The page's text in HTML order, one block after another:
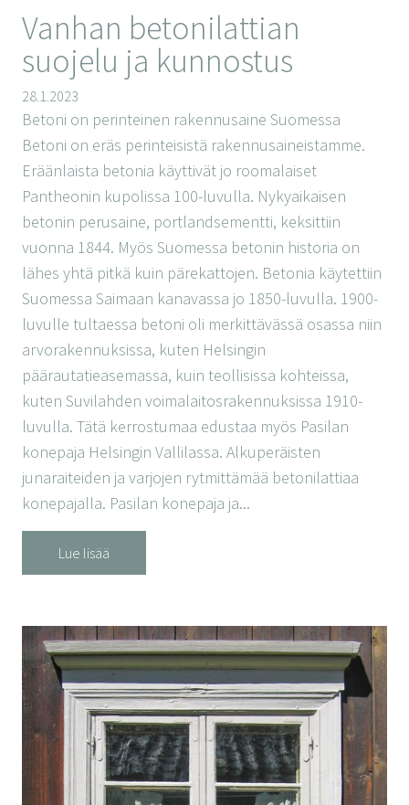
Vanhan betonilattian
suojelu ja kunnostus
28.1.2023
Betoni on perinteinen rakennusaine Suomessa
Betoni on eräs perinteisistä rakennusaineistamme.
Eräänlaista betonia käyttivät jo roomalaiset
Pantheonin kupolissa 100-luvulla. Nykyaikaisen
betonin perusaine, portlandsementti, keksittiin
vuonna 1844. Myös Suomessa betonin historia on
lähes yhtä pitkä kuin pärekattojen. Betonia käytettiin
Suomessa Saimaan kanavassa jo 1850-luvulla. 1900-
luvulle tultaessa betoni oli merkittävässä osassa niin
arvorakennuksissa, kuten Helsingin
päärautatieasemassa, kuin teollisissa kohteissa,
kuten Suvilahden voimalaitosrakennuksissa 1910-
luvulla. Tätä kerrostumaa edustaa myös Pasilan
konepaja Helsingin Vallilassa. Alkuperäisten
junaraiteiden ja varjojen rytmittämää betonilattiaa
konepajalla. Pasilan konepaja ja...
Lue lisää